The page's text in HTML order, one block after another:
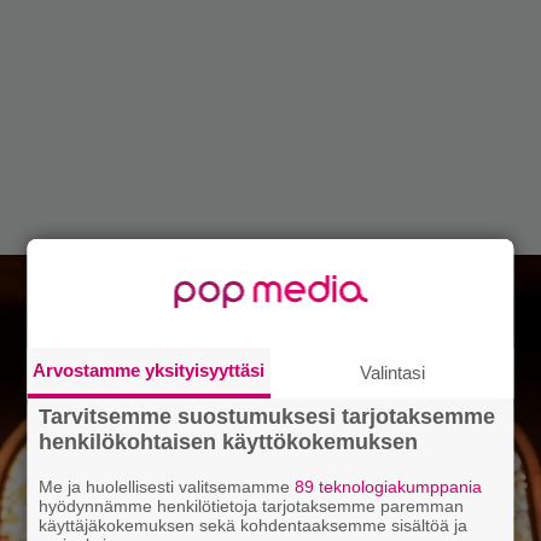
Arvostamme yksityisyyttäsi Valintasi
Tarvitsemme suostumuksesi tarjotaksemme
henkilökohtaisen käyttökokemuksen
Me ja huolellisesti valitsemamme89 teknologiakumppania
hyödynnämme henkilötietoja tarjotaksemme paremman
käyttäjäkokemuksen sekä kohdentaaksemme sisältöä ja